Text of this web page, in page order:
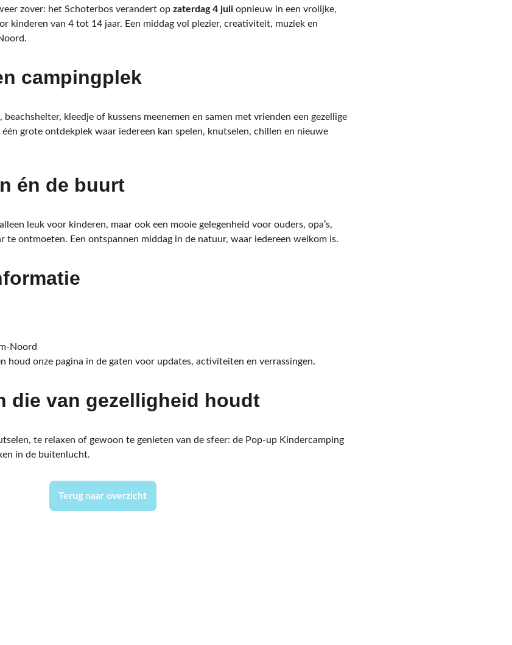
zover: het Schoterbos verandert op zaterdag 4 juli opnieuw in een vrolijke,
kinderen van 4 tot 14 jaar. Een middag vol plezier, creativiteit, muziek en
campingplek
kleedje of kussens meenemen en samen met vrienden een gezellige
grote ontdekplek waar iedereen kan spelen, knutselen, chillen en nieuwe
én de buurt
leuk voor kinderen, maar ook een mooie gelegenheid voor ouders, opa’s,
te ontmoeten. Een ontspannen middag in de natuur, waar iedereen welkom is.
houd onze pagina in de gaten voor updates, activiteiten en verrassingen.
die van gezelligheid houdt
te relaxen of gewoon te genieten van de sfeer: de Pop‑up Kindercamping
in de buitenlucht.
Terug naar overzicht